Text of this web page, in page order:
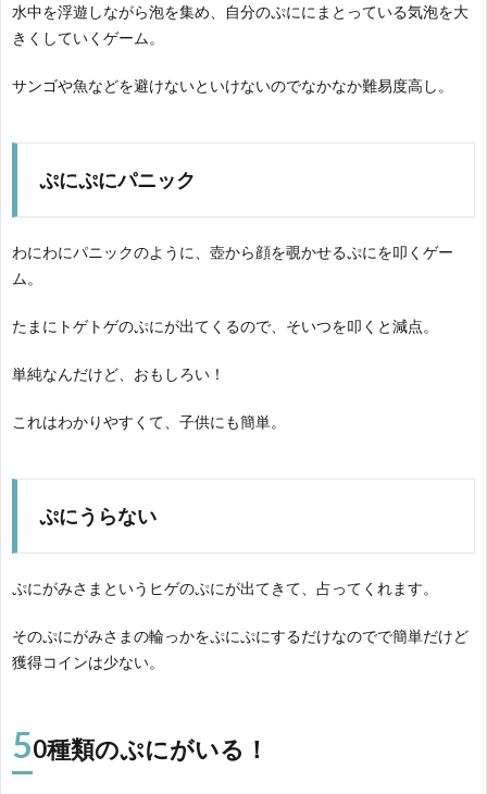
水中を浮遊しながら泡を集め、自分のぷににまとっている気泡を大
きくしていくゲーム。
サンゴや魚などを避けないといけないのでなかなか難易度高し。
ぷにぷにパニック
わにわにパニックのように、壺から顔を覗かせるぷにを叩くゲー
ム。
たまにトゲトゲのぷにが出てくるので、そいつを叩くと減点。
単純なんだけど、おもしろい！
これはわかりやすくて、子供にも簡単。
ぷにうらない
ぷにがみさまというヒゲのぷにが出てきて、占ってくれます。
そのぷにがみさまの輪っかをぷにぷにするだけなのでで簡単だけど
獲得コインは少ない。
50種類のぷにがいる！